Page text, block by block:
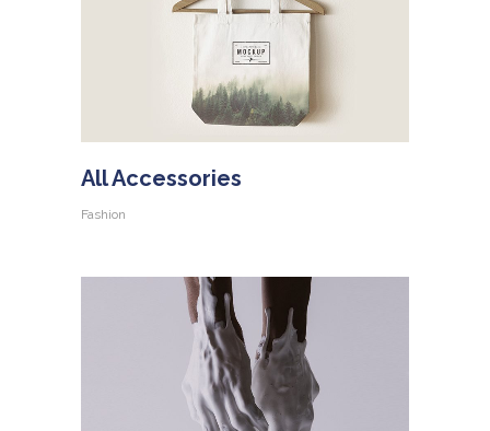
All Accessories
Fashion